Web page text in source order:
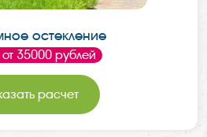
остекление
35000 рублей
расчет